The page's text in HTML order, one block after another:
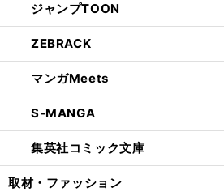
ジャンプTOON
ZEBRACK
マンガMeets
S-MANGA
集英社コミック文庫
取材・ファッション